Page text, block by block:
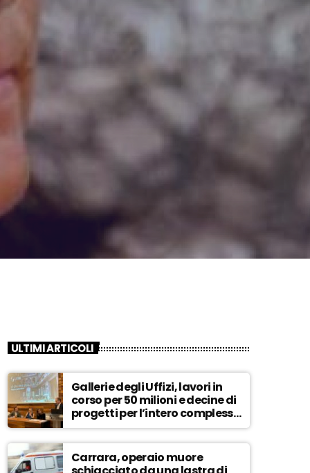
ULTIMI ARTICOLI
Gallerie degli Uffizi, lavori in
corso per 50 milioni e decine di
progetti per l’intero complesso
museale – ASCOLTA
Carrara, operaio muore